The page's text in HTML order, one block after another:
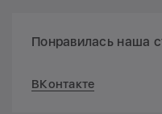
Понравилась наша
ВКонтакте